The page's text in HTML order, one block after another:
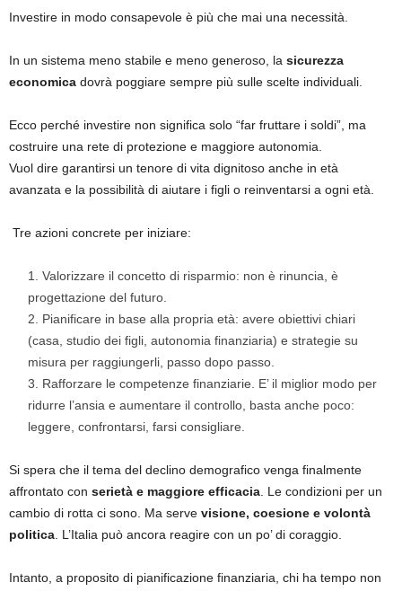
Investire in modo consapevole è più che mai una necessità.
In un sistema meno stabile e meno generoso, la sicurezza
economica dovrà poggiare sempre più sulle scelte individuali.
Ecco perché investire non significa solo “far fruttare i soldi”, ma
costruire una rete di protezione e maggiore autonomia.
Vuol dire garantirsi un tenore di vita dignitoso anche in età
avanzata e la possibilità di aiutare i figli o reinventarsi a ogni età.
Tre azioni concrete per iniziare:
Valorizzare il concetto di risparmio: non è rinuncia, è
progettazione del futuro.
Pianificare in base alla propria età: avere obiettivi chiari
(casa, studio dei figli, autonomia finanziaria) e strategie su
misura per raggiungerli, passo dopo passo.
Rafforzare le competenze finanziarie. E’ il miglior modo per
ridurre l’ansia e aumentare il controllo, basta anche poco:
leggere, confrontarsi, farsi consigliare.
Si spera che il tema del declino demografico venga finalmente
affrontato con serietà e maggiore efficacia. Le condizioni per un
cambio di rotta ci sono. Ma serve visione, coesione e volontà
politica. L’Italia può ancora reagire con un po’ di coraggio.
Intanto, a proposito di pianificazione finanziaria, chi ha tempo non